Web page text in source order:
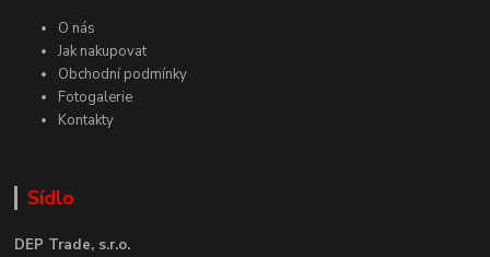
O nás
Jak nakupovat
Obchodní podmínky
Fotogalerie
Kontakty
Sídlo
DEP Trade, s.r.o.